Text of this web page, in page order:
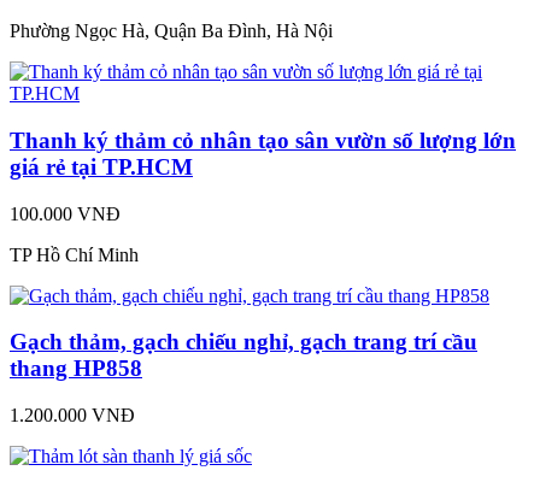
Phường Ngọc Hà, Quận Ba Đình, Hà Nội
Thanh ký thảm cỏ nhân tạo sân vườn số lượng lớn
giá rẻ tại TP.HCM
100.000 VNĐ
TP Hồ Chí Minh
Gạch thảm, gạch chiếu nghỉ, gạch trang trí cầu
thang HP858
1.200.000 VNĐ